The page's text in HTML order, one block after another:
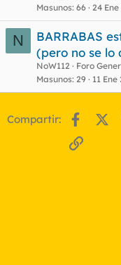
Masunos 66 24 Ene
N
BARRABAS
(pero no se lo
NoW112
Foro
Masunos 29 11 Ene
Compartir:
Enlace